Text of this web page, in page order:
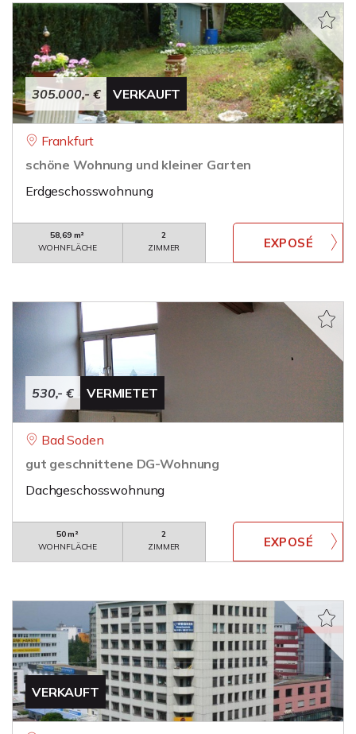
305.000,- € VERKAUFT
Frankfurt
schöne Wohnung und kleiner Garten
Erdgeschosswohnung
58,69 m²
WOHNFLÄCHE
2
ZIMMER
530,- € VERMIETET
Bad Soden
gut geschnittene DG-Wohnung
Dachgeschosswohnung
50 m²
WOHNFLÄCHE
2
ZIMMER
VERKAUFT